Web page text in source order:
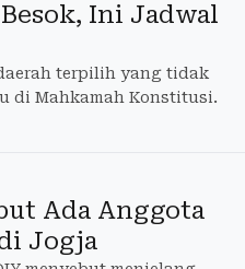
Ini Jadwal
terpilih yang tidak
di Mahkamah Konstitusi.
Ada Anggota
Jogja